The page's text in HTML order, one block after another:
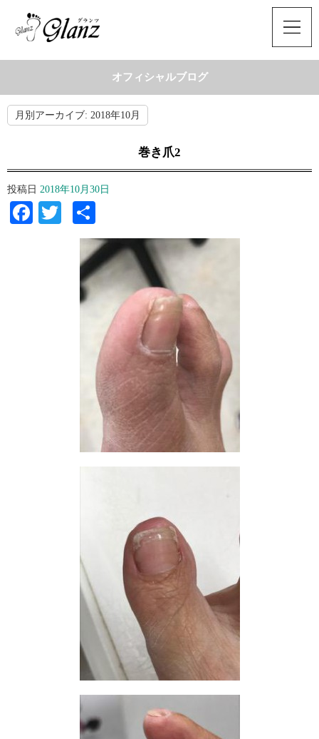
オフィシャルブログ
月別アーカイブ: 2018年10月
巻き爪2
投稿日 2018年10月30日
Facebook
Twitter
有